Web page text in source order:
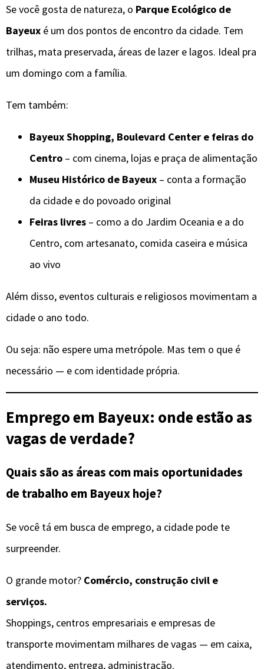
Se você gosta de natureza, o Parque Ecológico de
Bayeux é um dos pontos de encontro da cidade. Tem
trilhas, mata preservada, áreas de lazer e lagos. Ideal pra
um domingo com a família.
Tem também:
Bayeux Shopping, Boulevard Center e feiras do
Centro – com cinema, lojas e praça de alimentação
Museu Histórico de Bayeux – conta a formação
da cidade e do povoado original
Feiras livres – como a do Jardim Oceania e a do
Centro, com artesanato, comida caseira e música
ao vivo
Além disso, eventos culturais e religiosos movimentam a
cidade o ano todo.
Ou seja: não espere uma metrópole. Mas tem o que é
necessário — e com identidade própria.
Emprego em Bayeux: onde estão as
vagas de verdade?
Quais são as áreas com mais oportunidades
de trabalho em Bayeux hoje?
Se você tá em busca de emprego, a cidade pode te
surpreender.
O grande motor? Comércio, construção civil e
serviços.
Shoppings, centros empresariais e empresas de
transporte movimentam milhares de vagas — em caixa,
atendimento, entrega, administração.